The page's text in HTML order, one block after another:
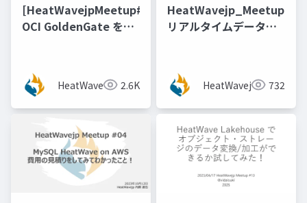
[HeatWavejpMeetup#08]
OCI GoldenGate を用
HeatWave へのデータ
連携 [稲葉 祐人 氏（ス
マートスタイル）]
HeatWavejp 2.6K
リアルタイムデータレ
ージド型Oracle
GoldenGateのご紹介
HeatWavejp 732